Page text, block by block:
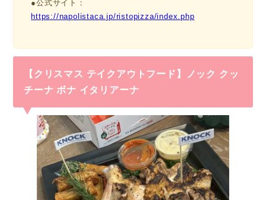
●公式サイト：
https://napolistaca.jp/ristopizza/index.php
【クリスマス テイクアウトフード】ノック クッ
チーナ ボナ イタリアーナ